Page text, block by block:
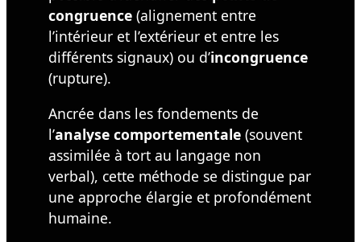
congruence (alignement entre
l’intérieur et l’extérieur et entre les
différents signaux) ou d’incongruence
(rupture).
Ancrée dans les fondements de
l’analyse comportementale (souvent
assimilée à tort au langage non
verbal), cette méthode se distingue par
une approche élargie et profondément
humaine.